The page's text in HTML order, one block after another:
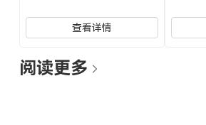
查看详情
阅读更多